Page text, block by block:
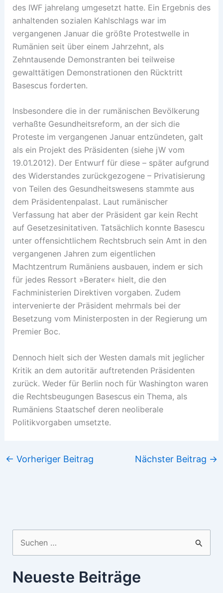
des IWF jahrelang umgesetzt hatte. Ein Ergebnis des
anhaltenden sozialen Kahlschlags war im
vergangenen Januar die größte Protestwelle in
Rumänien seit über einem Jahrzehnt, als
Zehntausende Demonstranten bei teilweise
gewalttätigen Demonstrationen den Rücktritt
Basescus forderten.
Insbesondere die in der rumänischen Bevölkerung
verhaßte Gesundheitsreform, an der sich die
Proteste im vergangenen Januar entzündeten, galt
als ein Projekt des Präsidenten (siehe jW vom
19.01.2012). Der Entwurf für diese – später aufgrund
des Widerstandes zurückgezogene – Privatisierung
von Teilen des Gesundheitswesens stammte aus
dem Präsidentenpalast. Laut rumänischer
Verfassung hat aber der Präsident gar kein Recht
auf Gesetzesinitativen. Tatsächlich konnte Basescu
unter offensichtlichem Rechtsbruch sein Amt in den
vergangenen Jahren zum eigentlichen
Machtzentrum Rumäniens ausbauen, indem er sich
für jedes Ressort »Berater« hielt, die den
Fachministerien Direktiven vorgaben. Zudem
intervenierte der Präsident mehrmals bei der
Besetzung vom Ministerposten in der Regierung um
Premier Boc.
Dennoch hielt sich der Westen damals mit jeglicher
Kritik an dem autoritär auftretenden Präsidenten
zurück. Weder für Berlin noch für Washington waren
die Rechtsbeugungen Basescus ein Thema, als
Rumäniens Staatschef deren neoliberale
Politikvorgaben umsetzte.
← Vorheriger Beitrag Nächster Beitrag →
nach:
Neueste Beiträge